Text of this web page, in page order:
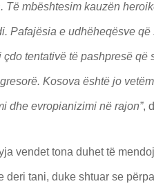
Të mbështesim kauzën
Pafajësia e udhëheqësve
çdo tentativë të pashpresë që
Kosova është jo
dhe evropianizimi në rajon”,
vendet tona duhet të
deri tani, duke shtuar se